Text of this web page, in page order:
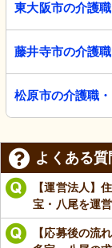
東大阪市の介護
藤井寺市の介護
松原市の介護職
よくある質
【運営法人】
宝・八尾を運
【応募後の流